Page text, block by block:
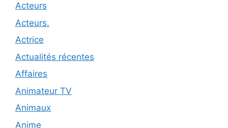
Acteurs
Acteurs.
Actrice
Actualités récentes
Affaires
Animateur TV
Animaux
Anime